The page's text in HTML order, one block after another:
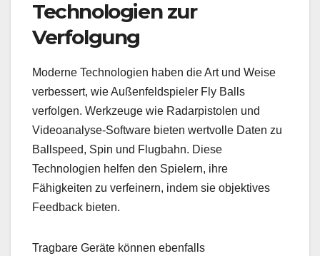
Technologien zur
Verfolgung
Moderne Technologien haben die Art und Weise
verbessert, wie Außenfeldspieler Fly Balls
verfolgen. Werkzeuge wie Radarpistolen und
Videoanalyse-Software bieten wertvolle Daten zu
Ballspeed, Spin und Flugbahn. Diese
Technologien helfen den Spielern, ihre
Fähigkeiten zu verfeinern, indem sie objektives
Feedback bieten.
Tragbare Geräte können ebenfalls